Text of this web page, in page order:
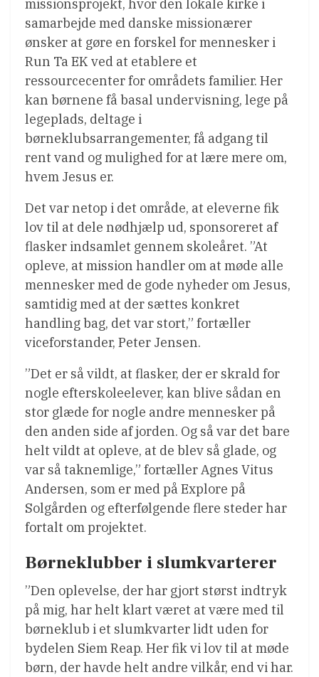
missionsprojekt, hvor den lokale kirke i
samarbejde med danske missionærer
ønsker at gøre en forskel for mennesker i
Run Ta EK ved at etablere et
ressourcecenter for områdets familier. Her
kan børnene få basal undervisning, lege på
legeplads, deltage i
børneklubsarrangementer, få adgang til
rent vand og mulighed for at lære mere om,
hvem Jesus er.
Det var netop i det område, at eleverne fik
lov til at dele nødhjælp ud, sponsoreret af
flasker indsamlet gennem skoleåret. ”At
opleve, at mission handler om at møde alle
mennesker med de gode nyheder om Jesus,
samtidig med at der sættes konkret
handling bag, det var stort,” fortæller
viceforstander, Peter Jensen.
”Det er så vildt, at flasker, der er skrald for
nogle efterskoleelever, kan blive sådan en
stor glæde for nogle andre mennesker på
den anden side af jorden. Og så var det bare
helt vildt at opleve, at de blev så glade, og
var så taknemlige,” fortæller Agnes Vitus
Andersen, som er med på Explore på
Solgården og efterfølgende flere steder har
fortalt om projektet.
Børneklubber i slumkvarterer
”Den oplevelse, der har gjort størst indtryk
på mig, har helt klart været at være med til
børneklub i et slumkvarter lidt uden for
bydelen Siem Reap. Her fik vi lov til at møde
børn, der havde helt andre vilkår, end vi har.